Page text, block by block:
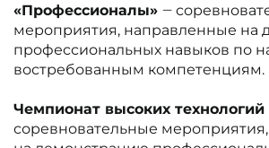
«Профессионалы» ‒
мероприятия, направленные на
профессиональных навыков по
востребованным компетенциям.
Чемпионат высоких технологий
соревновательные